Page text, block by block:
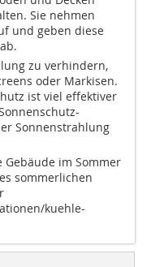
Sie nehmen
und geben diese
zu verhindern,
oder Markisen.
ist viel effektiver
Sonnenstrahlung
Gebäude im Sommer
sommerlichen
kuehle-